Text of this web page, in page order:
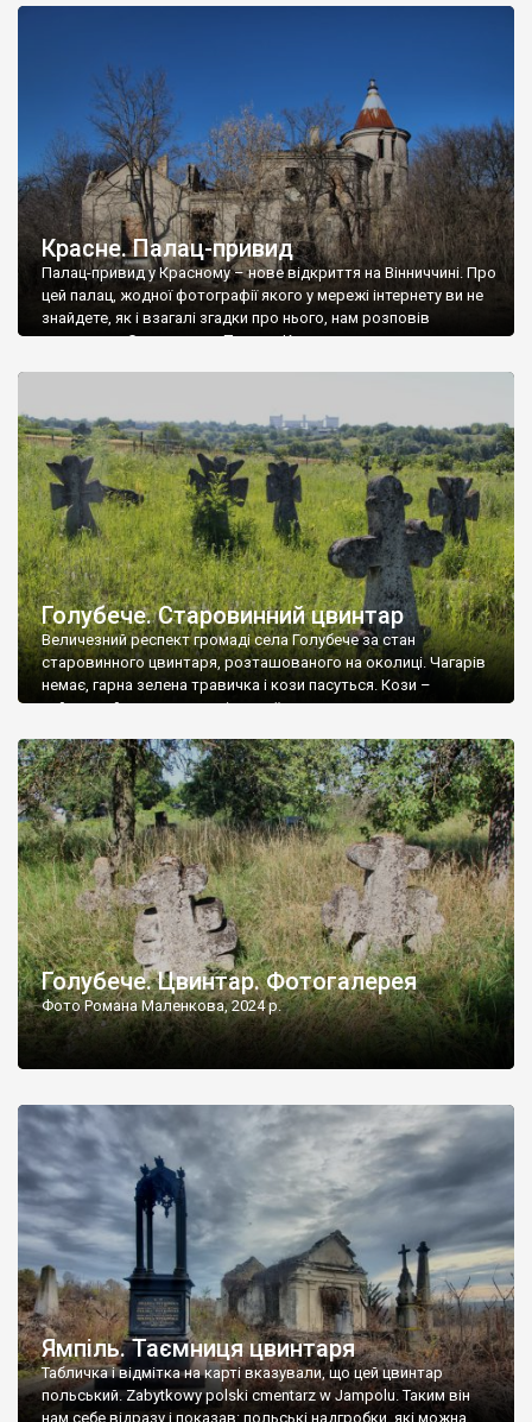
Красне. Палац-привид
Палац-привид у Красному – нове відкриття на Вінниччині. Про
цей палац, жодної фотографії якого у мережі інтернету ви не
знайдете, як і взагалі згадки про нього, нам розповів
мешканець Самгородка. Палац у Красному вразив не лише
Голубече. Старовинний цвинтар
Величезний респект громаді села Голубече за стан
старовинного цвинтаря, розташованого на околиці. Чагарів
немає, гарна зелена травичка і кози пасуться. Кози –
найкращий регулятор шкідливої, для старих кладовищ,
бруньками, кози ті бруньки обгризають, бо то улюблений
делікатес. На цвинтарі у Голубечому ціла колекція
різноманітних форм хрестів. Село відносно невелике, […]
Голубече. Цвинтар. Фотогалерея
Фото Романа Маленкова, 2024 р.
Ямпіль. Таємниця цвинтаря
Табличка і відмітка на карті вказували, що цей цвинтар
польський. Zabytkowy polski cmentarz w Jampolu. Таким він
нам себе відразу і показав: польські надгробки, які можна